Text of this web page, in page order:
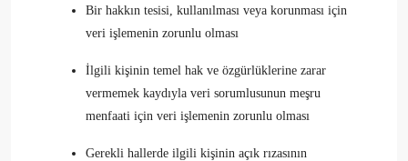
Bir hakkın tesisi, kullanılması veya korunması için
veri işlemenin zorunlu olması
İlgili kişinin temel hak ve özgürlüklerine zarar
vermemek kaydıyla veri sorumlusunun meşru
menfaati için veri işlemenin zorunlu olması
Gerekli hallerde ilgili kişinin açık rızasının